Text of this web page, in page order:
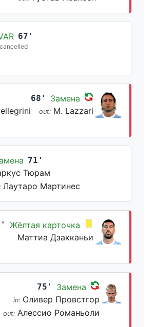
67'
68' Замена
out: M. Lazzari
71'
Тюрам
Лаутаро Мартинес
Жёлтая карточка
Маттиа Дзакканьи
75' Замена
in: Оливер Провстгор
out: Алессио Романьоли